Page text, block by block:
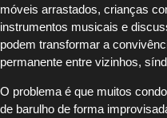
móveis arrastados, crianças
instrumentos musicais e
podem transformar a
permanente entre vizinhos,
O problema é que muitos
de barulho de forma